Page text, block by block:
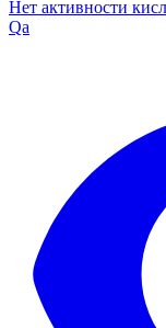
Нет активности
Qa